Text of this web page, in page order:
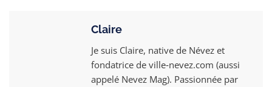
Claire
Je suis Claire, native de Névez et
fondatrice de ville‑nevez.com (aussi
appelé Nevez Mag). Passionnée par